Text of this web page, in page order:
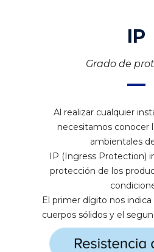
IP
Grado de
Al realizar cualquier
necesitamos conocer
ambientales
IP (Ingress Protection)
protección de los
El primer dígito nos
cuerpos sólidos y el